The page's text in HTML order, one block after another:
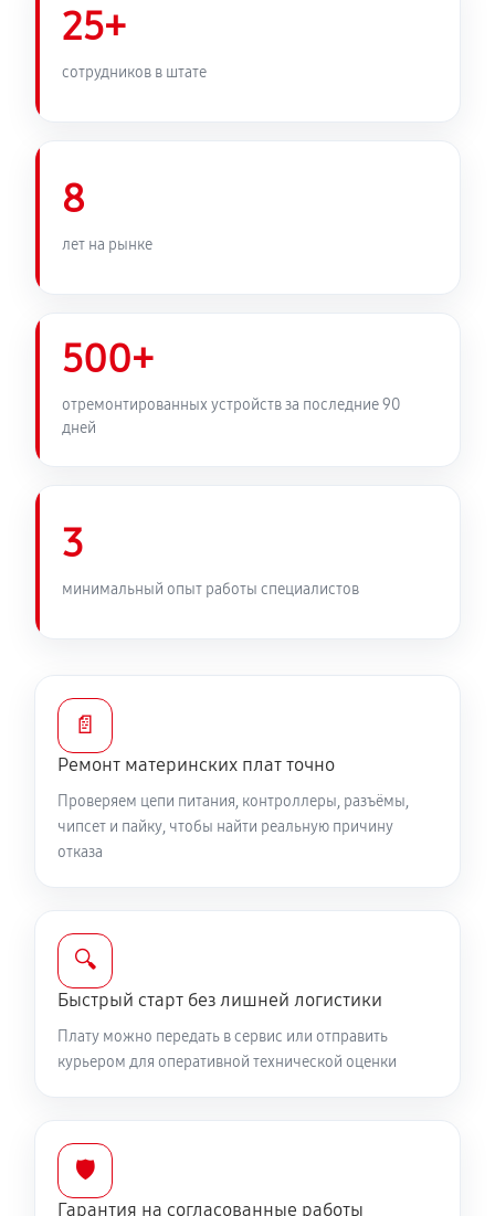
25+
сотрудников в штате
8
лет на рынке
500+
отремонтированных устройств за последние 90
дней
3
минимальный опыт работы специалистов
📄
Ремонт материнских плат точно
Проверяем цепи питания, контроллеры, разъёмы,
чипсет и пайку, чтобы найти реальную причину
отказа
🔍
Быстрый старт без лишней логистики
Плату можно передать в сервис или отправить
курьером для оперативной технической оценки
🛡️
Гарантия на согласованные работы